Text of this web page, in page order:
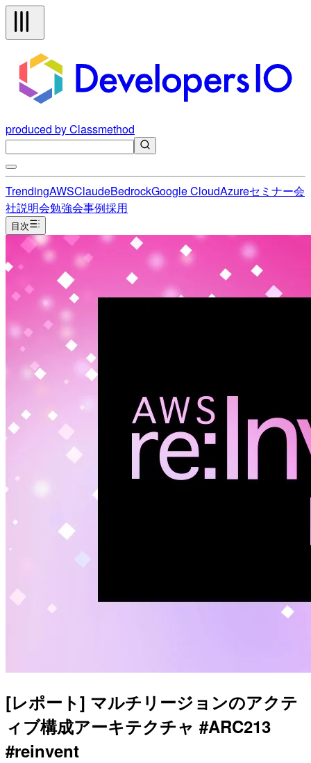
produced by Classmethod
TrendingAWSClaudeBedrockGoogle CloudAzureセミナー会
社説明会勉強会事例採用
目次
[レポート] マルチリージョンのアクテ
ィブ構成アーキテクチャ #ARC213
#reinvent